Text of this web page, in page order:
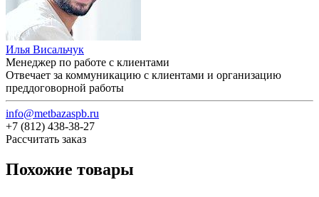
Илья Висальчук
Менеджер по работе с клиентами
Отвечает за коммуникацию с клиентами и организацию
преддоговорной работы
info@metbazaspb.ru
+7 (812) 438-38-27
Рассчитать заказ
Похожие товары